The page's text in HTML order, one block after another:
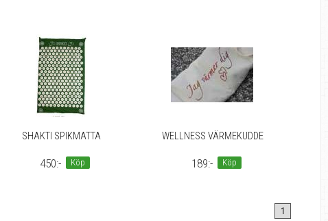
SHAKTI SPIKMATTA
450:- Köp
WELLNESS VÄRMEKUDDE
189:- Köp
1